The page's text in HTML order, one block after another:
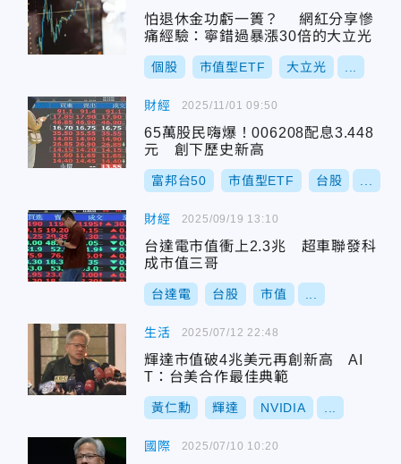
怕退休金功虧一簣？ 網紅分享慘
痛經驗：寧錯過暴漲30倍的大立光
個股 市值型ETF 大立光
財經
65萬股民嗨爆！006208配息3.448
元 創下歷史新高
富邦台50 市值型ETF 台股
2025/11/01 09:50
財經
台達電市值衝上2.3兆 超車聯發科
成市值三哥
台達電 台股 市值
2025/09/19 13:10
生活
輝達市值破4兆美元再創新高 AI
T：台美合作最佳典範
黃仁勳 輝達 NVIDIA
2025/07/12 22:48
國際 2025/07/10 10:20